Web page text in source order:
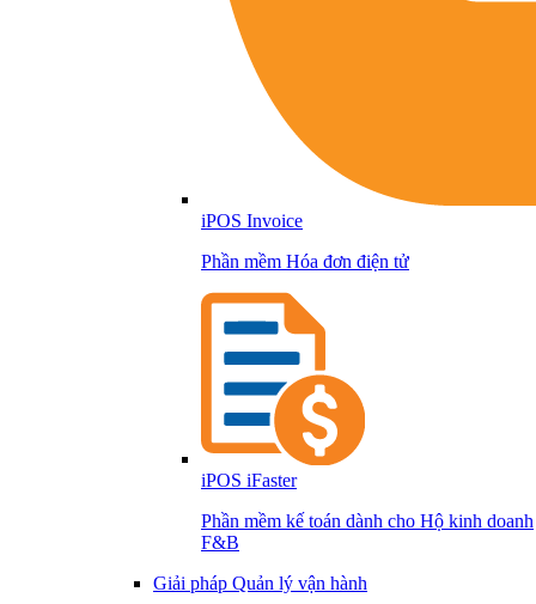
iPOS Invoice
Phần mềm Hóa đơn điện tử
iPOS iFaster
Phần mềm kế toán dành cho Hộ kinh doanh
F&B
Giải pháp Quản lý vận hành